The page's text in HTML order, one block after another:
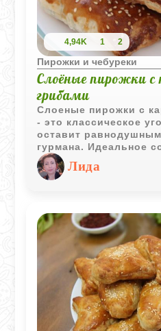
4,94K 1 2
Пирожки и чебуреки
Слоёные пирожки
грибами
Слоеные пирожки с
- это классическое
оставит
гурмана. Идеальное
хрустящего теста,
сочных грибов.
их самостоятельно и
горячем, так и в
Лида